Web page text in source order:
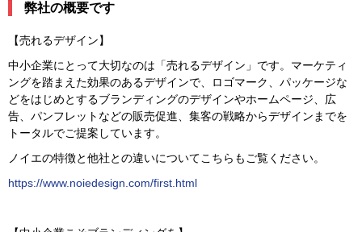
弊社の概要です
【売れるデザイン】
中小企業にとって大切なのは「売れるデザイン」です。マーケティ
ングを踏まえた効果のあるデザインで、ロゴマーク、パッケージな
どをはじめとするブランディングのデザインやホームページ、広
告、パンフレットなどの販売促進、集客の戦略からデザインまでを
トータルでご提案しています。
ノイエの特徴と他社との違いについてこちらもご覧ください。
https://www.noiedesign.com/first.html